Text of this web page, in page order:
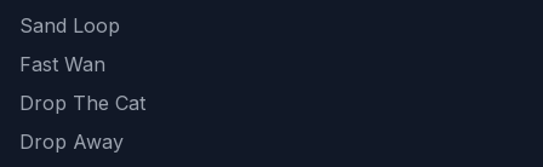
Sand Loop
Fast Wan
Drop The Cat
Drop Away